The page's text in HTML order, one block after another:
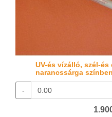
UV-és vízálló, szél-
narancssárga
-